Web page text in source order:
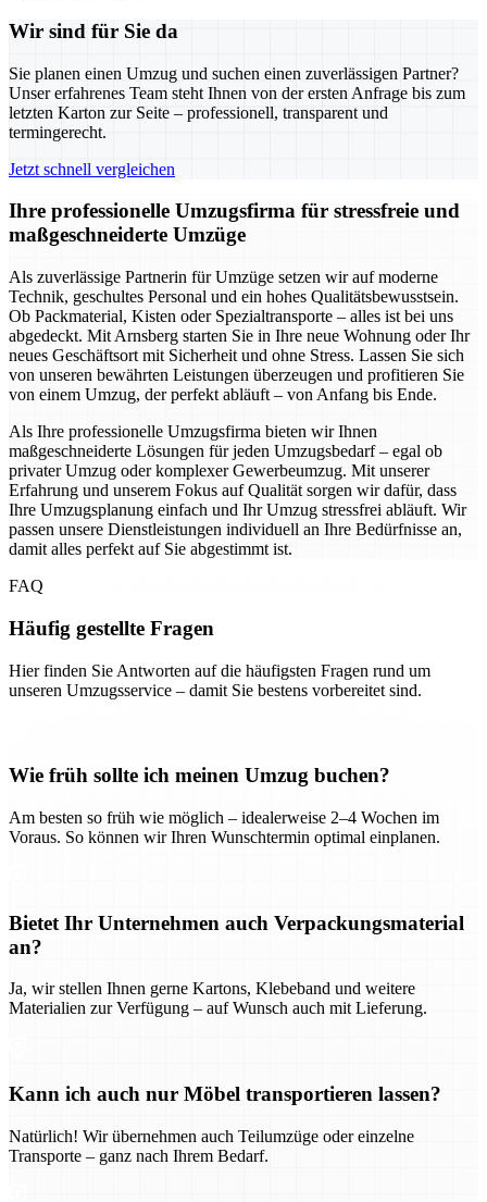
Wir sind für Sie da
Sie planen einen Umzug und suchen einen zuverlässigen Partner?
Unser erfahrenes Team steht Ihnen von der ersten Anfrage bis zum
letzten Karton zur Seite – professionell, transparent und
termingerecht.
Jetzt schnell vergleichen
Ihre professionelle Umzugsfirma für stressfreie und
maßgeschneiderte Umzüge
Als zuverlässige Partnerin für Umzüge setzen wir auf moderne
Technik, geschultes Personal und ein hohes Qualitätsbewusstsein.
Ob Packmaterial, Kisten oder Spezialtransporte – alles ist bei uns
abgedeckt. Mit Arnsberg starten Sie in Ihre neue Wohnung oder Ihr
neues Geschäftsort mit Sicherheit und ohne Stress. Lassen Sie sich
von unseren bewährten Leistungen überzeugen und profitieren Sie
von einem Umzug, der perfekt abläuft – von Anfang bis Ende.
Als Ihre professionelle Umzugsfirma bieten wir Ihnen
maßgeschneiderte Lösungen für jeden Umzugsbedarf – egal ob
privater Umzug oder komplexer Gewerbeumzug. Mit unserer
Erfahrung und unserem Fokus auf Qualität sorgen wir dafür, dass
Ihre Umzugsplanung einfach und Ihr Umzug stressfrei abläuft. Wir
passen unsere Dienstleistungen individuell an Ihre Bedürfnisse an,
damit alles perfekt auf Sie abgestimmt ist.
FAQ
Häufig gestellte Fragen
Hier finden Sie Antworten auf die häufigsten Fragen rund um
unseren Umzugsservice – damit Sie bestens vorbereitet sind.
Wie früh sollte ich meinen Umzug buchen?
Am besten so früh wie möglich – idealerweise 2–4 Wochen im
Voraus. So können wir Ihren Wunschtermin optimal einplanen.
Bietet Ihr Unternehmen auch Verpackungsmaterial
an?
Ja, wir stellen Ihnen gerne Kartons, Klebeband und weitere
Materialien zur Verfügung – auf Wunsch auch mit Lieferung.
Kann ich auch nur Möbel transportieren lassen?
Natürlich! Wir übernehmen auch Teilumzüge oder einzelne
Transporte – ganz nach Ihrem Bedarf.